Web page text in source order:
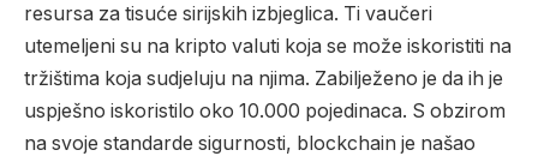
resursa za tisuće sirijskih izbjeglica. Ti vaučeri
utemeljeni su na kripto valuti koja se može iskoristiti na
tržištima koja sudjeluju na njima. Zabilježeno je da ih je
uspješno iskoristilo oko 10.000 pojedinaca. S obzirom
na svoje standarde sigurnosti, blockchain je našao